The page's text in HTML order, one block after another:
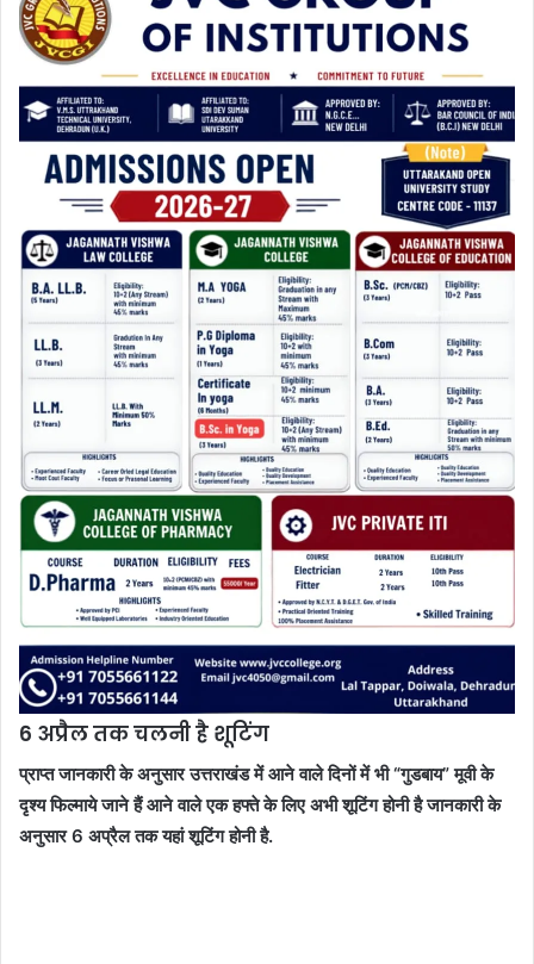
6 अप्रैल तक चलनी है शूटिंग
प्राप्त जानकारी के अनुसार उत्तराखंड में आने वाले दिनों में भी “गुडबाय” मूवी के
दृश्य फिल्माये जाने हैं आने वाले एक हफ्ते के लिए अभी शूटिंग होनी है जानकारी के
अनुसार 6 अप्रैल तक यहां शूटिंग होनी है.